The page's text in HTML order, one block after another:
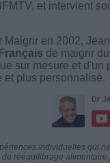
et intervient
Maigrir en 2002,
de maigrir
sur mesure et d'un
et plus personnalisé.
individuelles qui
rééquilibrage